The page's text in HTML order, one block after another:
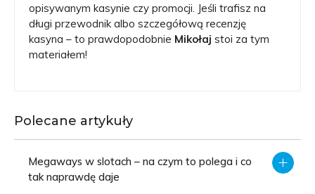
opisywanym kasynie czy promocji. Jeśli trafisz na
długi przewodnik albo szczegółową recenzję
kasyna – to prawdopodobnie Mikołaj stoi za tym
materiałem!
Polecane artykuły
Megaways w slotach – na czym to polega i co
tak naprawdę daje